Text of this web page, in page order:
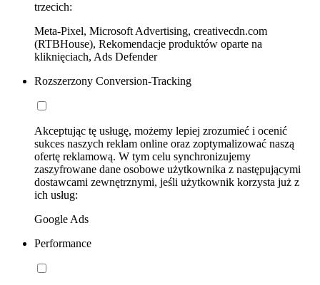
trzecich:
Meta-Pixel, Microsoft Advertising, creativecdn.com
(RTBHouse), Rekomendacje produktów oparte na
kliknięciach, Ads Defender
Rozszerzony Conversion-Tracking
Akceptując tę usługę, możemy lepiej zrozumieć i ocenić
sukces naszych reklam online oraz zoptymalizować naszą
ofertę reklamową. W tym celu synchronizujemy
zaszyfrowane dane osobowe użytkownika z następującymi
dostawcami zewnętrznymi, jeśli użytkownik korzysta już z
ich usług:
Google Ads
Performance